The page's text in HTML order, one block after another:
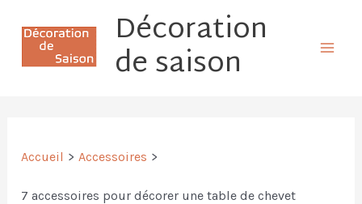
Décoration
de saison
Accueil Accessoires
7 accessoires pour décorer une table de chevet